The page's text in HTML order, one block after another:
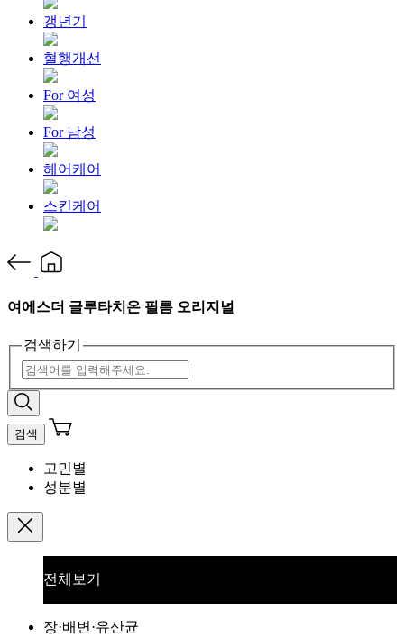
갱년기
혈행개선
For 여성
For 남성
헤어케어
스킨케어
여에스더 글루타치온 필름 오리지널
검색하기
검색
고민별
성분별
전체보기
장·배변·유산균